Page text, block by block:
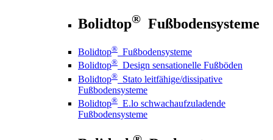
Bolidtop® Fußbodensysteme
Bolidtop® Fußbodensysteme
Bolidtop® Design sensationelle Fußböden
Bolidtop® Stato leitfähige/dissipative
Fußbodensysteme
Bolidtop® E.lo schwachaufzuladende
Fußbodensysteme